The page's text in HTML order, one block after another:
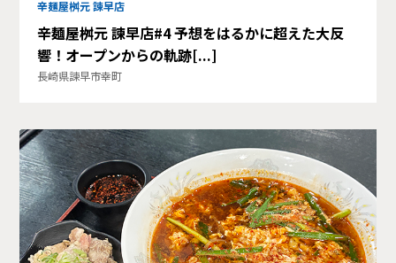
辛麺屋桝元 諫早店
辛麺屋桝元 諫早店#4 予想をはるかに超えた大反
響！オープンからの軌跡[...]
長崎県諫早市幸町